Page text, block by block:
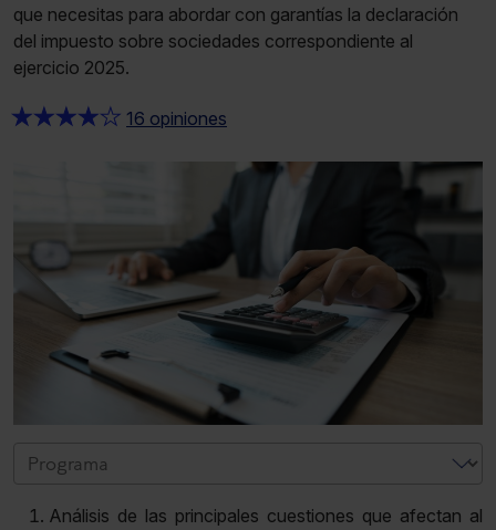
que necesitas para abordar con garantías la declaración
del impuesto sobre sociedades correspondiente al
ejercicio 2025.
★★★★★ 16 opiniones
Análisis de las principales cuestiones que afectan al